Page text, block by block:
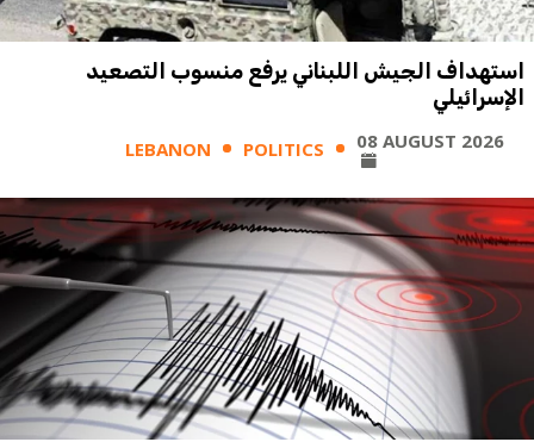
استهداف الجيش اللبناني يرفع منسوب التصعيد
الإسرائيلي
LEBANON POLITICS 08 AUGUST 2026